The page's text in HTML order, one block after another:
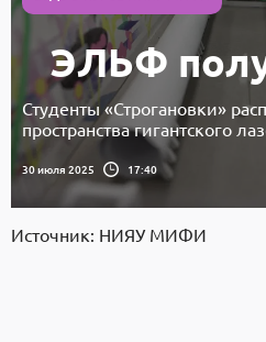
ЭЛЬФ
Студенты «Строгановки»
пространства гигантского
30 июля 2025 17:40
Источник: НИЯУ МИФИ